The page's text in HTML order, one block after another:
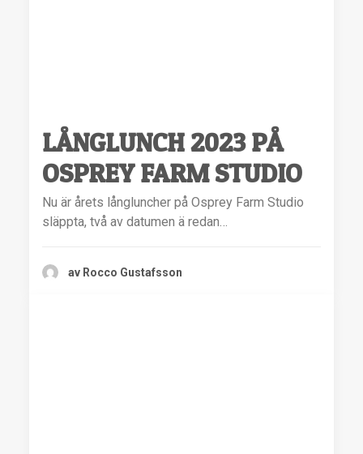
LÅNGLUNCH 2023 PÅ
OSPREY FARM STUDIO
Nu är årets långluncher på Osprey Farm Studio
släppta, två av datumen ä redan…
av Rocco Gustafsson